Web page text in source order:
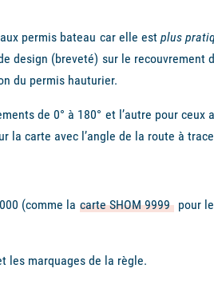
permis bateau car elle est plus
design (breveté) sur le recouvrement
du permis hauturier.
de 0° à 180° et l’autre pour ceux
carte avec l’angle de la route à
(comme la carte SHOM 9999 pour
les marquages de la règle.